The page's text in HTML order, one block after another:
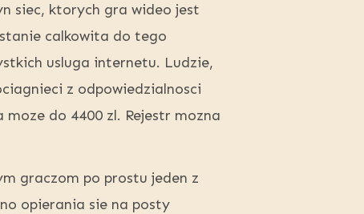
siec, ktorych gra wideo jest
calkowita do tego
usluga internetu. Ludzie,
z odpowiedzialnosci
do 4400 zl. Rejestr mozna
graczom po prostu jeden z
opierania sie na posty